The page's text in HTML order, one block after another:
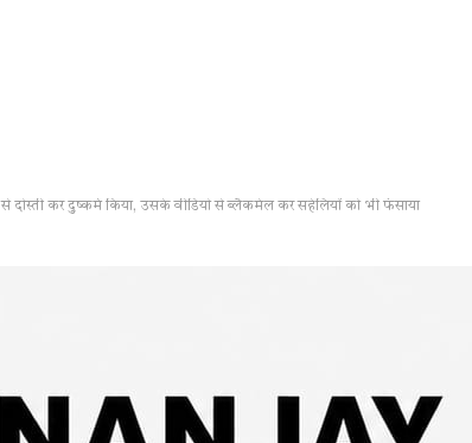
दोस्ती कर दुष्कर्म किया, उसके वीडियो से ब्लैकमेल कर सहेलियों को भी फंसाया